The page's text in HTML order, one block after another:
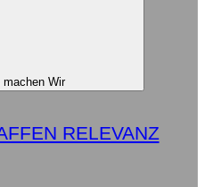
Wir
RELEVANZ